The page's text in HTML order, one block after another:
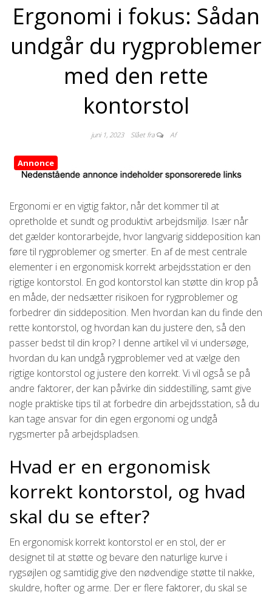
Ergonomi i fokus: Sådan
undgår du rygproblemer
med den rette
kontorstol
juni 1, 2023 Slået fra Af
Annonce
Ergonomi er en vigtig faktor, når det kommer til at
opretholde et sundt og produktivt arbejdsmiljø. Især når
det gælder kontorarbejde, hvor langvarig siddeposition kan
føre til rygproblemer og smerter. En af de mest centrale
elementer i en ergonomisk korrekt arbejdsstation er den
rigtige kontorstol. En god kontorstol kan støtte din krop på
en måde, der nedsætter risikoen for rygproblemer og
forbedrer din siddeposition. Men hvordan kan du finde den
rette kontorstol, og hvordan kan du justere den, så den
passer bedst til din krop? I denne artikel vil vi undersøge,
hvordan du kan undgå rygproblemer ved at vælge den
rigtige kontorstol og justere den korrekt. Vi vil også se på
andre faktorer, der kan påvirke din siddestilling, samt give
nogle praktiske tips til at forbedre din arbejdsstation, så du
kan tage ansvar for din egen ergonomi og undgå
rygsmerter på arbejdspladsen.
Hvad er en ergonomisk
korrekt kontorstol, og hvad
skal du se efter?
En ergonomisk korrekt kontorstol er en stol, der er
designet til at støtte og bevare den naturlige kurve i
rygsøjlen og samtidig give den nødvendige støtte til nakke,
skuldre, hofter og arme. Der er flere faktorer, du skal se